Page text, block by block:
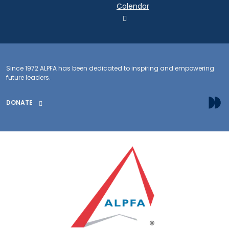
Calendar
Since 1972 ALPFA has been dedicated to inspiring and empowering
future leaders.
DONATE